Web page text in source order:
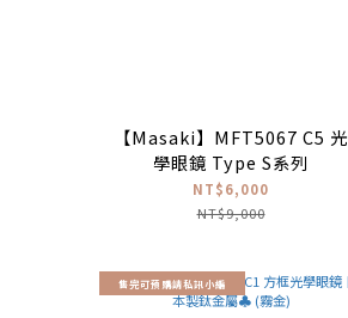
【Masaki】MFT5067 C5 光
學眼鏡 Type S系列
NT$6,000
NT$9,000
售完可預購請私訊小編